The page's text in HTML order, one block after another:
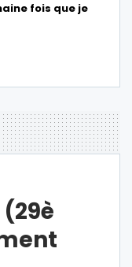
fois que je